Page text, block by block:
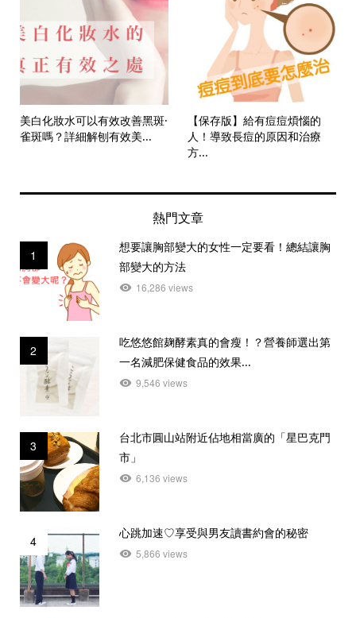
美白化妝水可以有效改善黑斑·
雀斑嗎？詳細解刨有效美...
【保存版】給有痘痘煩惱的
人！導致長痘的原因和治療
方...
熱門文章
1
想要讓胸部變大的女性一定要看！總結讓胸
部變大的方法
16,286 views
2
吃悠悠館麹酵素真的會瘦！？營養師選出第
一名減肥保健食品的效果...
9,546 views
3
台北市圓山站附近佔地相當廣的「星巴克門
市」
6,136 views
4
心跳加速♡享受與男友讀書約會的秘密
5,866 views